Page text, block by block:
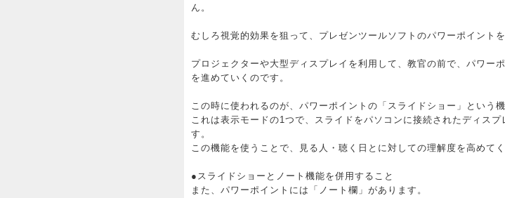
ん。
むしろ視覚的効果を狙って、プレゼンツールソフトのパワーポイント
プロジェクターや大型ディスプレイを利用して、教官の前で、パワー
を進めていくのです。
この時に使われるのが、パワーポイントの「スライドショー」という機
これは表示モードの1つで、スライドをパソコンに接続されたディス
す。
この機能を使うことで、見る人・聴く日とに対しての理解度を高めて
●スライドショーとノート機能を併用すること
また、パワーポイントには「ノート欄」があります。